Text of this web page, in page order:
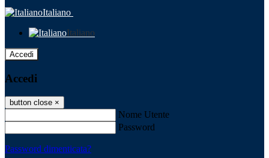
Italiano
Italiano
Accedi
Accedi
button close ×
Nome Utente
Password
Password dimenticata?